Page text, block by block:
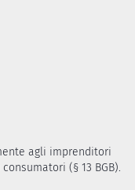
agli imprenditori
(§ 13 BGB).